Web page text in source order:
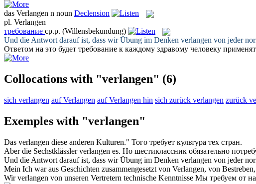
das Verlangen n noun Declension
pl. Verlangen
требование ср.р. (Willensbekundung)
Und die Antwort darauf ist, dass wir Übung im Denken verlangen von jeder
Ответом на это будет требование к каждому здравому человеку
Collocations with "verlangen" (6)
sich verlangen auf Verlangen auf Verlangen hin sich zurück verlangen zurück
Exemples with "verlangen"
Das verlangen diese anderen Kulturen." Того требует культура тех стран.
Aber die Sechstklässlerverlangen es. Но шестиклассник обязательно
Und die Antwort darauf ist, dass wir Übung im Denken verlangen von jeder
Mein Ich war aus Geschichten zusammengesetzt von Verlangen, von
Wirverlangen von unseren Vertretern technische Kenntnisse Мы требуем от